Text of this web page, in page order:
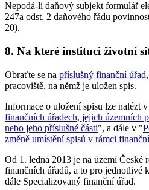
Nepodá-li daňový subjekt formulář
247a odst. 2 daňového řádu
20).
8. Na které instituci životní
Obraťte se na příslušný finanční úřad
pracoviště, na němž je uložen spis.
Informace o uložení spisu lze nalézt
finančních úřadech, jejich územních
nebo jeho příslušné části", a dále v "
změně umístění spisů v rámci
Od 1. ledna 2013 je na území České
finančních úřadů, a to pro jednotlivé
dále Specializovaný finanční úřad.